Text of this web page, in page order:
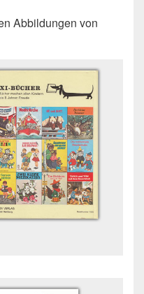
Abbildungen von